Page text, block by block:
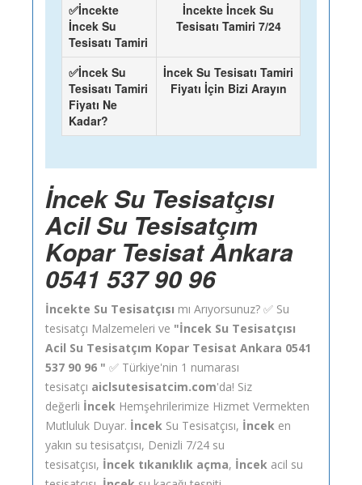
✅İncekte
İncek Su
Tesisatı Tamiri
İncekte İncek Su
Tesisatı Tamiri 7/24
✅İncek Su
Tesisatı Tamiri
Fiyatı Ne
Kadar?
İncek Su Tesisatı Tamiri
Fiyatı İçin Bizi Arayın
İncek Su Tesisatçısı
Acil Su Tesisatçım
Kopar Tesisat Ankara
0541 537 90 96
İncekte Su Tesisatçısı mı Arıyorsunuz? ✅ Su
tesisatçı Malzemeleri ve "İncek Su Tesisatçısı
Acil Su Tesisatçım Kopar Tesisat Ankara 0541
537 90 96 " ✅ Türkiye'nin 1 numarası
tesisatçı aiclsutesisatcim.com'da! Siz
değerli İncek Hemşehrilerimize Hizmet Vermekten
Mutluluk Duyar. İncek Su Tesisatçısı, İncek en
yakın su tesisatçısı, Denizli 7/24 su
tesisatçısı, İncek tıkanıklık açma, İncek acil su